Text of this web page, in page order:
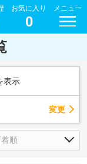
お気に入り
0
メニュー
表示
変更